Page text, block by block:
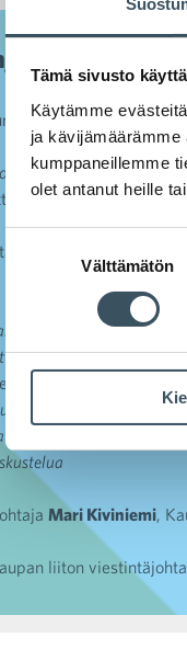
Tämä sivusto
Käytämme
ja
kumppaneillemme
olet antanut heille
Välttämätön
Simo
Suomessa, selvityksen
, johtajaJari
ja elinvoimaisuus
Oy
, kehityspäällikkö
Mari Kiviniemi,
liiton